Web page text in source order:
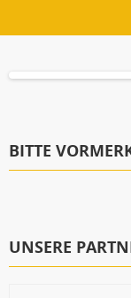
BITTE
UNSERE